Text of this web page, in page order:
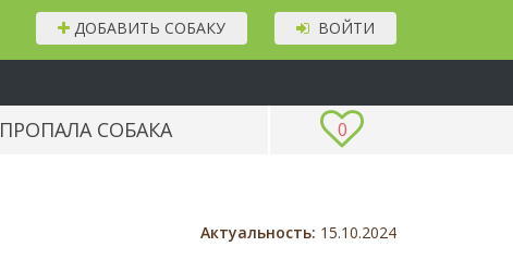
ВОЙТИ
ДОБАВИТЬ СОБАКУ
0
ПРОПАЛА СОБАКА
Актуальность: 15.10.2024